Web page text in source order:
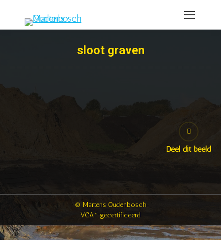
sloot graven
Deel dit beeld
© Martens Oudenbosch
VCA* gecertificeerd